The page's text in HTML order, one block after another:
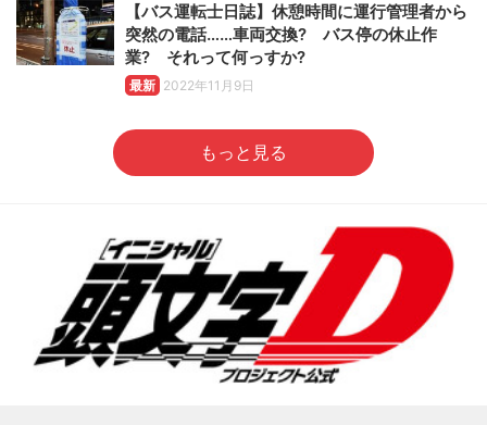
【バス運転士日誌】休憩時間に運行管理者から
突然の電話……車両交換? バス停の休止作
業? それって何っすか?
最新 2022年11月9日
もっと見る